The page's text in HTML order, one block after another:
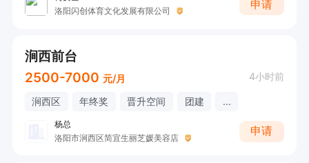
洛阳闪创体育文化发展有限公司
申请
涧西前台
2500-7000 元/月 4小时前
涧西区 年终奖 晋升空间 团建 ...
杨总
洛阳市涧西区简宜生丽芝媛美容店
申请